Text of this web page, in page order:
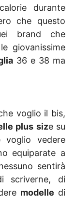
durante
che questo
brand che
giovanissime
36 e 38 ma
voglio il bis,
plus size su
vedere
equiparate a
sentirà
scriverne, di
modelle di